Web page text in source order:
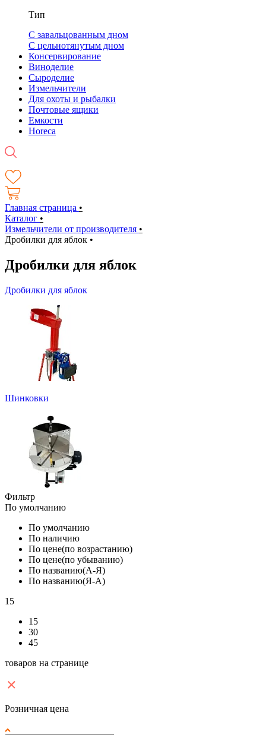
Тип
С завальцованным дном
С цельнотянутым дном
Консервирование
Виноделие
Сыроделие
Измельчители
Для охоты и рыбалки
Почтовые ящики
Емкости
Horeca
Главная страница •
Каталог •
Измельчители от производителя •
Дробилки для яблок •
Дробилки для яблок
Дробилки для яблок
Шинковки
Фильтр
По умолчанию
По умолчанию
По наличию
По цене(по возрастанию)
По цене(по убыванию)
По названию(А-Я)
По названию(Я-А)
15
15
30
45
товаров на странице
Розничная цена